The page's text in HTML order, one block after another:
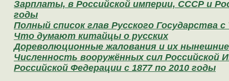
Зарплаты, в Российской империи, СССР и
годы
Полный список глав Русского Государства с
Что думают китайцы о русских
Дореволюционные жалования и их
Численность вооружённых сил Российской
Российской Федерации с 1877 по 2010 годы